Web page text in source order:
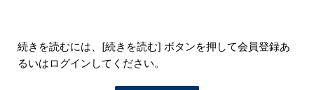
続きを読むには、[続きを読む] ボタンを押して会員登録あ
るいはログインしてください。